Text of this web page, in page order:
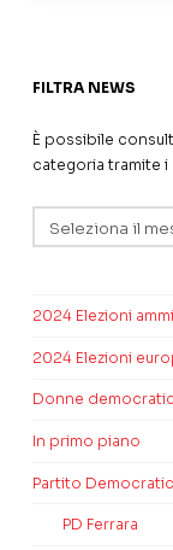
FILTRA NEWS
È possibile
categoria tramite i
2024 Elezioni
2024 Elezioni
Donne
In primo piano
Partito
PD Ferrara